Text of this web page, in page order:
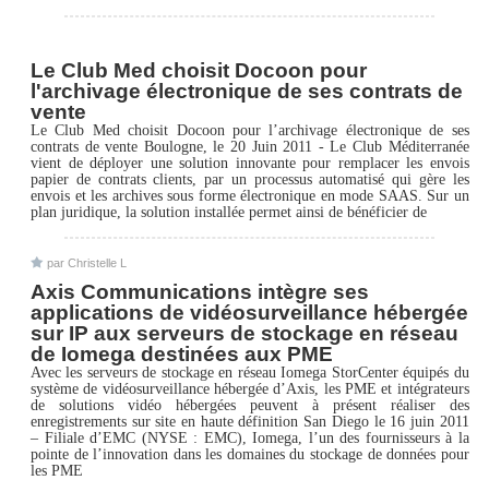
Le Club Med choisit Docoon pour
l'archivage électronique de ses contrats de
vente
Le Club Med choisit Docoon pour l’archivage électronique de ses
contrats de vente Boulogne, le 20 Juin 2011 - Le Club Méditerranée
vient de déployer une solution innovante pour remplacer les envois
papier de contrats clients, par un processus automatisé qui gère les
envois et les archives sous forme électronique en mode SAAS. Sur un
plan juridique, la solution installée permet ainsi de bénéficier de
par Christelle L
Axis Communications intègre ses
applications de vidéosurveillance hébergée
sur IP aux serveurs de stockage en réseau
de Iomega destinées aux PME
Avec les serveurs de stockage en réseau Iomega StorCenter équipés du
système de vidéosurveillance hébergée d’Axis, les PME et intégrateurs
de solutions vidéo hébergées peuvent à présent réaliser des
enregistrements sur site en haute définition San Diego le 16 juin 2011
– Filiale d’EMC (NYSE : EMC), Iomega, l’un des fournisseurs à la
pointe de l’innovation dans les domaines du stockage de données pour
les PME